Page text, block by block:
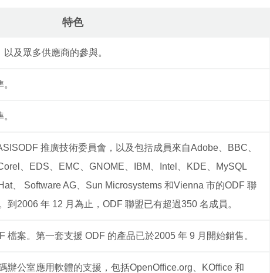
特色
及眾多供應商的參與。
推廣技術委員會，以及包括成員來自Adobe、BBC、
、EDS、EMC、GNOME、IBM、Intel、KDE、MySQL
、 Software AG、Sun Microsystems 和Vienna 市的ODF 聯
到2006 年 12 月為止，ODF 聯盟已有超過350 名成員。
檔案。第一套支援 ODF 的產品已於2005 年 9 月開始銷售。
辦公室應用軟體的支援，包括OpenOffice.org、KOffice 和